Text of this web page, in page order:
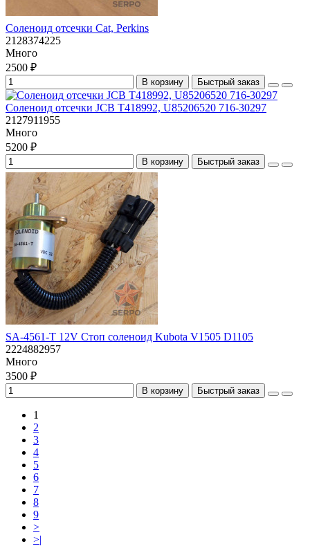
Cоленоид отсечки Cat, Perkins
2128374225
Много
2500 ₽
В корзину Быстрый заказ
Cоленоид отсечки JCB T418992, U85206520 716-30297
2127911955
Много
5200 ₽
В корзину Быстрый заказ
SA-4561-T 12V Стоп соленоид Kubota V1505 D1105
2224882957
Много
3500 ₽
В корзину Быстрый заказ
1
2
3
4
5
6
7
8
9
>
>|